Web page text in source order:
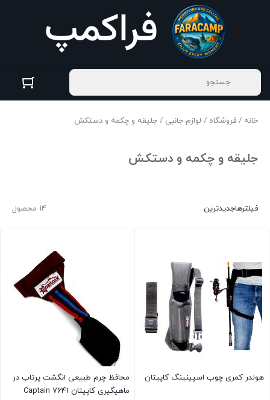
خانه / فروشگاه / لوازم جانبی / جلیقه و چکمه و دستکش
جلیقه و چکمه و دستکش
14 محصول فیلترهاجدیدترین
هولدر کمری چوب اسپینینگ کاپیتان
محافظ چرم طبیعی انگشت پرتاب در
ماهیگیری کاپیتان Captain 7641